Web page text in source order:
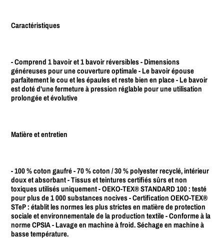
Caractéristiques
- Comprend 1 bavoir et 1 bavoir réversibles - Dimensions
généreuses pour une couverture optimale - Le bavoir épouse
parfaitement le cou et les épaules et reste bien en place - Le bavoir
est doté d'une fermeture à pression réglable pour une utilisation
prolongée et évolutive
Matière et entretien
- 100 % coton gaufré - 70 % coton / 30 % polyester recyclé, intérieur
doux et absorbant - Tissus et teintures certifiés sûrs et non
toxiques utilisés uniquement - OEKO-TEX® STANDARD 100 : testé
pour plus de 1 000 substances nocives - Certification OEKO-TEX®
STeP : établit les normes les plus strictes en matière de protection
sociale et environnementale de la production textile - Conforme à la
norme CPSIA - Lavage en machine à froid. Séchage en machine à
basse température.